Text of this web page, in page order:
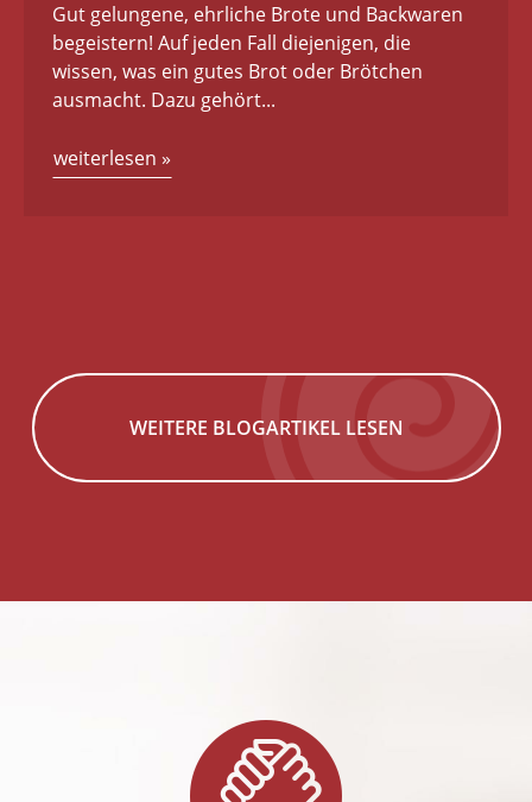
Gut gelungene, ehrliche Brote und Backwaren
begeistern! Auf jeden Fall diejenigen, die
wissen, was ein gutes Brot oder Brötchen
ausmacht. Dazu gehört...
weiterlesen »
WEITERE BLOGARTIKEL LESEN